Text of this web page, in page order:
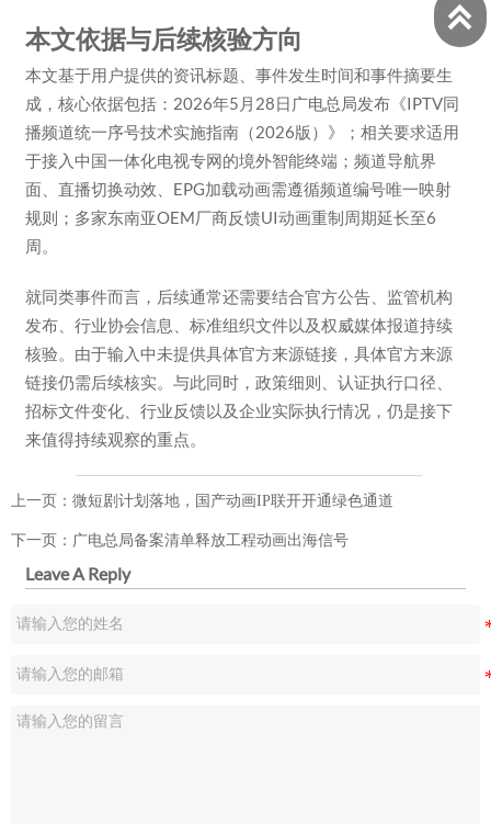
本文依据与后续核验方向
本文基于用户提供的资讯标题、事件发生时间和事件摘要生
成，核心依据包括：2026年5月28日广电总局发布《IPTV同
播频道统一序号技术实施指南（2026版）》；相关要求适用
于接入中国一体化电视专网的境外智能终端；频道导航界
面、直播切换动效、EPG加载动画需遵循频道编号唯一映射
规则；多家东南亚OEM厂商反馈UI动画重制周期延长至6
周。
就同类事件而言，后续通常还需要结合官方公告、监管机构
发布、行业协会信息、标准组织文件以及权威媒体报道持续
核验。由于输入中未提供具体官方来源链接，具体官方来源
链接仍需后续核实。与此同时，政策细则、认证执行口径、
招标文件变化、行业反馈以及企业实际执行情况，仍是接下
来值得持续观察的重点。
上一页： 微短剧计划落地，国产动画IP联开开通绿色通道
下一页： 广电总局备案清单释放工程动画出海信号
Leave A Reply
